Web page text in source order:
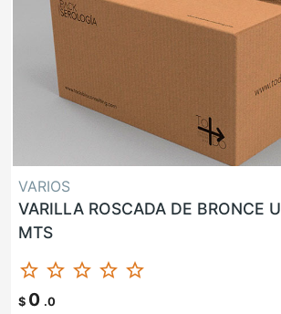
VARIOS
VARILLA ROSCADA DE BRONCE
MTS
star_border star_border star_border star_border star_border
$ 0 .0